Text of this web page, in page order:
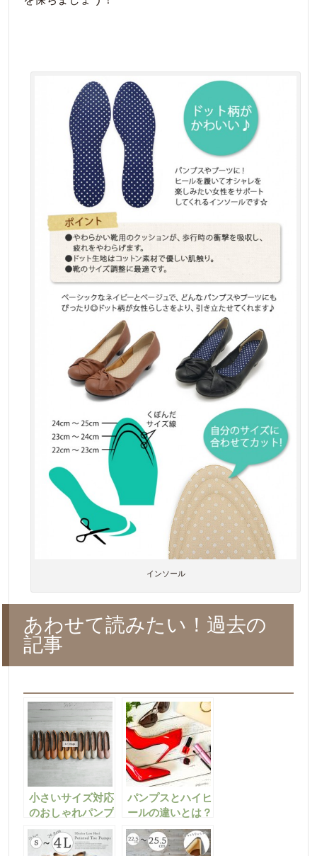
インソール
あわせて読みたい！過去の
記事
小さいサイズ対応
のおしゃれパンプ
ス♪21.0cmの靴が
買える通販サイト
パンプスとハイヒ
ールの違いとは？
わかりやすく徹底
解剖しちゃいま